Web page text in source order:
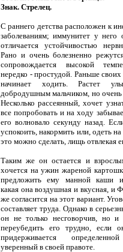
Знак. Стрелец.
С раннего детства расположен к
заболеваниям; иммунитет у него
отличается устойчивостью
Рано и очень болезненно
сопровождается высокой
нередко - простудой. Раньше своих
начинает ходить. Растет
добродушным мальчиком, но
Несколько рассеянный, хочет
все попробовать и на ходу
его волновало секунду назад.
успокоить, накормить или, одеть на
это можно сделать, лищь отвлекая
Таким же он остается и
хочется на ужин жареной
предложить ему манной каши и
какая она воздушная и вкусная, и
же согласится на этот вариант.
составляет труда. Однако в
он не только несговорчив, но и
переубедить его трудно, если
придерживается
уверенный в своей правоте.